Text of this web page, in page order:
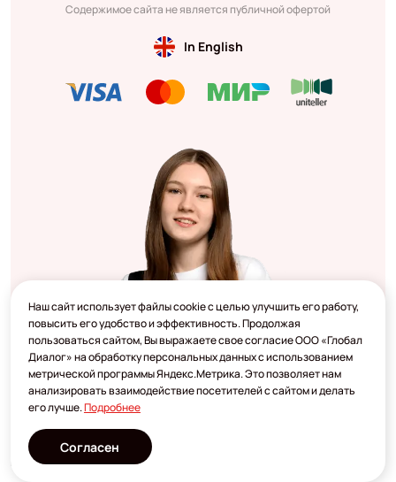
Содержимое сайта не является публичной офертой
In English
Разработано
Наш сайт использует файлы cookie с целью улучшить его работу,
повысить его удобство и эффективность. Продолжая
пользоваться сайтом, Вы выражаете свое согласие ООО «Глобал
Диалог» на обработку персональных данных с использованием
метрической программы Яндекс.Метрика. Это позволяет нам
анализировать взаимодействие посетителей с сайтом и делать
его лучше.Подробнее
Согласен